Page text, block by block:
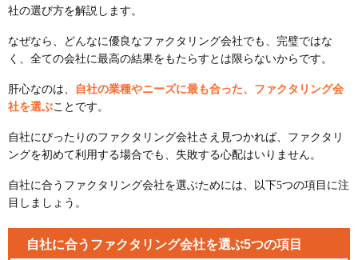
社の選び方を解説します。
なぜなら、どんなに優良なファクタリング会社でも、完璧ではな
く、全ての会社に最高の結果をもたらすとは限らないからです。
肝心なのは、
自社の業種やニーズに最も合った、ファクタリング会
社を選ぶことです。
自社にぴったりのファクタリング会社さえ見つかれば、ファクタリ
ングを初めて利用する場合でも、失敗する心配はいりません。
自社に合うファクタリング会社を選ぶためには、以下5つの項目に注
目しましょう。
自社に合うファクタリング会社を選ぶ5つの項目